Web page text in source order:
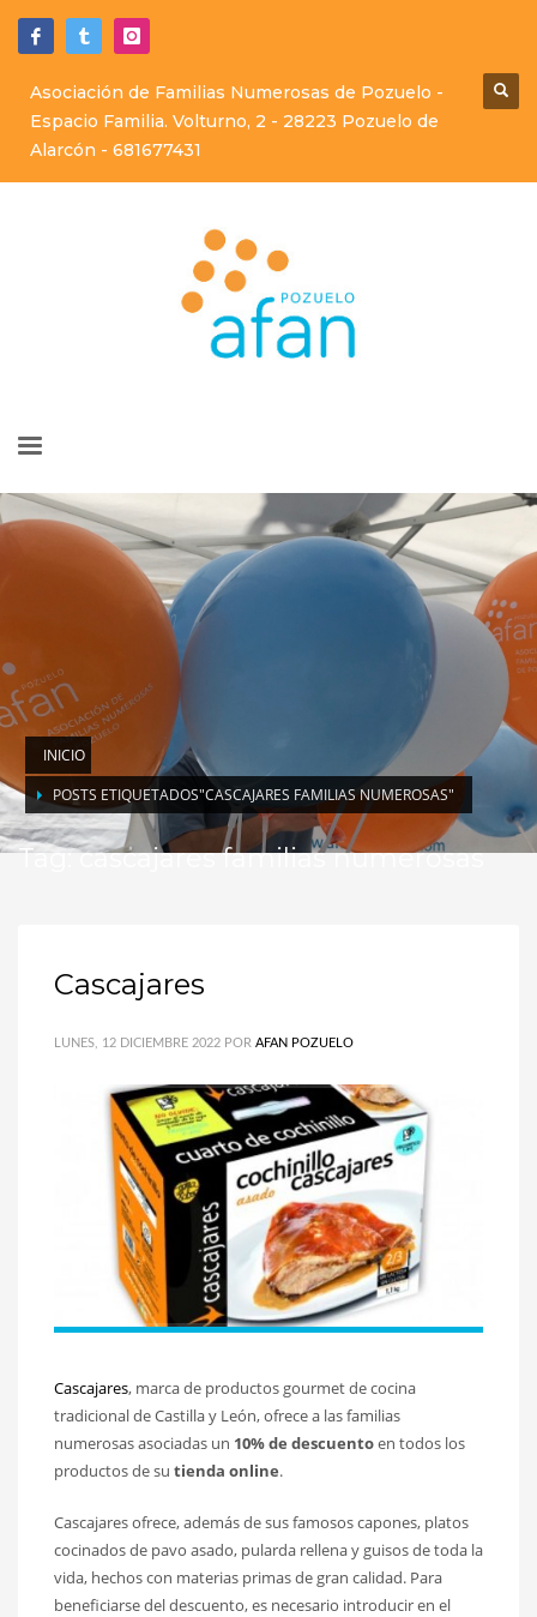
Asociación de Familias Numerosas de Pozuelo -
Espacio Familia. Volturno, 2 - 28223 Pozuelo de
Alarcón - 681677431
INICIO
POSTS ETIQUETADOS"CASCAJARES FAMILIAS NUMEROSAS"
Tag: cascajares familias numerosas
Cascajares
LUNES, 12 DICIEMBRE 2022 POR AFAN POZUELO
Cascajares, marca de productos gourmet de cocina
tradicional de Castilla y León, ofrece a las familias
numerosas asociadas un 10% de descuentoen todos los
productos de su tienda online.
Cascajares ofrece, además de sus famosos capones, platos
cocinados de pavo asado, pularda rellena y guisos de toda la
vida, hechos con materias primas de gran calidad. Para
beneficiarse del descuento, es necesario introducir en el